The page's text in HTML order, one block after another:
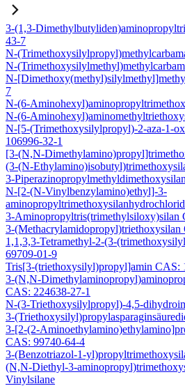
3-(1,3-
43-7
N-
N-
N-
7
N-(6-
N-(6-
N-[5-(Trimethoxysilylpropyl)-2-aza-1-
106996-32-1
[3-(N,N-
(3-(N-
3-
N-[2-(N-Vinylbenzylamino)ethyl]-3-
3-Aminopropyltris(trimethylsiloxy)silan
3-(Methacrylamidopropyl)triethoxysilan
1,1,3,3-Tetramethyl-2-(3-
69709-01-9
Tris[3-(triethoxysilyl)propyl]amin CAS:
3-(N,N-
CAS: 224638-27-1
N-(3-Triethoxysilylpropyl)-4,5-
3-
3-[2-(2-
CAS: 99740-64-4
3-(Benzotriazol-1-
(N,N-Diethyl-3-
Vinylsilane